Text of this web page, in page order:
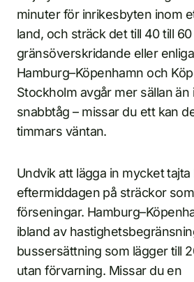
minuter för inrikesbyten inom
land, och sträck det till 40 till
gränsöverskridande eller
Hamburg–Köpenhamn och
Stockholm avgår mer sällan än
snabbtåg – missar du ett kan
timmars väntan.
Undvik att lägga in mycket
eftermiddagen på sträckor
förseningar.
ibland av
bussersättning som lägger till
utan förvarning. Missar du en